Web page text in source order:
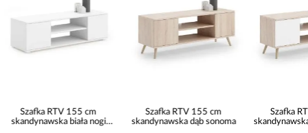
Szafka RTV 155 cm
skandynawska dąb sonoma
Szafka RTV 155 cm
skandynawska dąb sonoma -
Szafka